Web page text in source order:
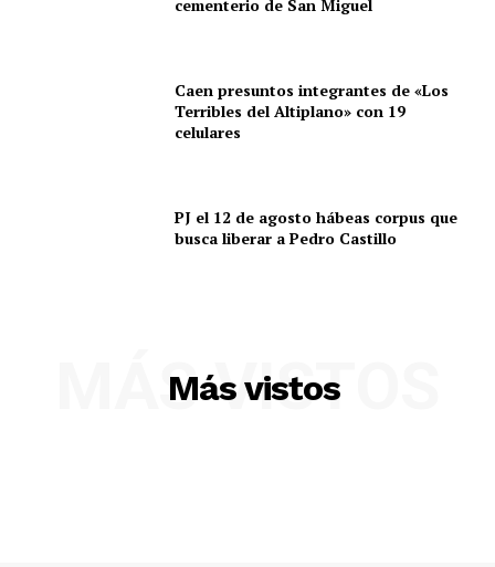
cementerio de San Miguel
Caen presuntos integrantes de «Los
Terribles del Altiplano» con 19
celulares
PJ el 12 de agosto hábeas corpus que
busca liberar a Pedro Castillo
Más vistos
MÁS VISTOS